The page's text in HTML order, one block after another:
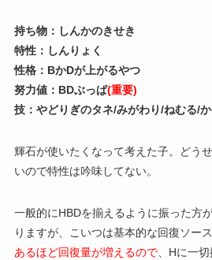
持ち物：しんかのきせき
特性：しんりょく
性格：BかDが上がるやつ
努力値：BDぶっぱ(重要)
技：やどりぎのタネ/みがわり/ねむる/
輝石が使いたくなって考えた子。どう
いので特性は吟味してない。
一般的にHBDを揃えるように振った方
りますが、こいつは基本的な回復ソー
あるほど回復量が増えるので、Hに一